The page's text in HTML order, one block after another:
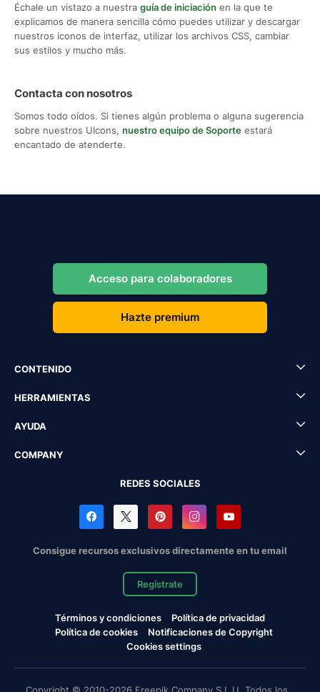
Échale un vistazo a nuestra guía de iniciación en la que te
explicamos de manera sencilla cómo puedes utilizar y descargar
nuestros iconos de interfaz, utilizar los archivos CSS, cambiar
sus estilos y mucho más.
Contacta con nosotros
Somos todo oídos. Si tienes algún problema o alguna sugerencia
sobre nuestros UIcons, nuestro equipo de Soporte estará
encantado de atenderte.
Acceso para colaboradores
Hazte premium
CONTENIDO
HERRAMIENTAS
AYUDA
COMPANY
REDES SOCIALES
Consigue recursos exclusivos directamente en tu email
Regístrate
Términos y condiciones
Política de privacidad
Política de cookies
Notificaciones de Copyright
Cookies settings